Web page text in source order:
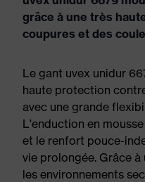
grâce à une très
coupures et des
Le gant uvex unidur
haute protection
avec une grande
L'enduction en
et le renfort pouce-
vie prolongée. Grâce
les environnements